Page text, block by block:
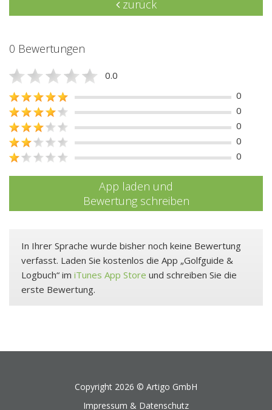
zurück
0 Bewertungen
0.0
0
0
0
0
0
App laden und
Bewertung schreiben
In Ihrer Sprache wurde bisher noch keine Bewertung
verfasst. Laden Sie kostenlos die App „Golfguide &
Logbuch“ im iTunes App Store und schreiben Sie die
erste Bewertung.
Copyright 2026 © Artigo GmbH
Impressum & Datenschutz